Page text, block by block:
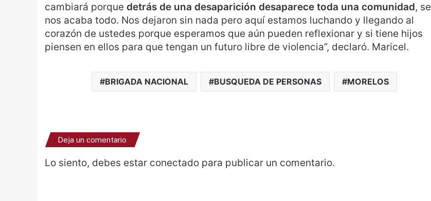
cambiará porque detrás de una desaparición desaparece toda una comunidad, se
nos acaba todo. Nos dejaron sin nada pero aquí estamos luchando y llegando al
corazón de ustedes porque esperamos que aún pueden reflexionar y si tiene hijos
piensen en ellos para que tengan un futuro libre de violencia”, declaró. Maricel.
BRIGADA NACIONAL BUSQUEDA DE PERSONAS MORELOS
Deja un comentario
Lo siento, debes estar conectado para publicar un comentario.